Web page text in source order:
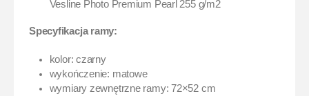
Vesline Photo Premium Pearl 255 g/m2
Specyfikacja ramy:
kolor: czarny
wykończenie: matowe
wymiary zewnętrzne ramy: 72×52 cm